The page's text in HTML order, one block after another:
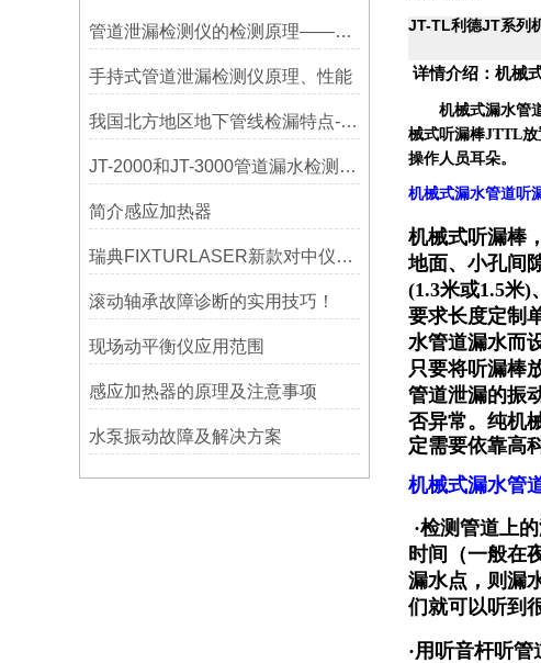
管道泄漏检测仪的检测原理——宁波利德
手持式管道泄漏检测仪原理、性能
我国北方地区地下管线检漏特点-宁波利德仪器
JT-2000和JT-3000管道漏水检测，检漏仪器在实测应用中的特点
简介感应加热器
瑞典FIXTURLASER新款对中仪AT200技术介绍
滚动轴承故障诊断的实用技巧！
现场动平衡仪应用范围
感应加热器的原理及注意事项
水泵振动故障及解决方案
JT-TL利德JT系列
详情介绍： 机械
机械式漏水管
械式听漏棒JTTL放
操作人员耳朵。
机械式漏水管道听
机械式听漏棒
地面、小孔间
(1.3米或1.5米)
要求长度定制
水管道漏水而
只要将听漏棒
管道泄漏的振
否异常。纯机
定需要依靠高
机械式漏水管
·检测管道上
时间（一般在
漏水点，则漏
们就可以听到
·用听音杆听